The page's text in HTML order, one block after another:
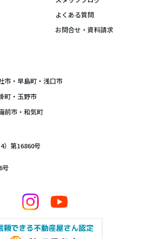
よくある質問
お問合せ・資料請求
市・早島町・浅口市
町・玉野市
前市・和気町
）第16860号
号